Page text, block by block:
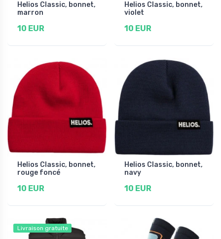
Helios Classic, bonnet,
marron
10 EUR
Helios Classic, bonnet,
violet
10 EUR
Helios Classic, bonnet,
rouge foncé
10 EUR
Helios Classic, bonnet,
navy
10 EUR
Livraison gratuite